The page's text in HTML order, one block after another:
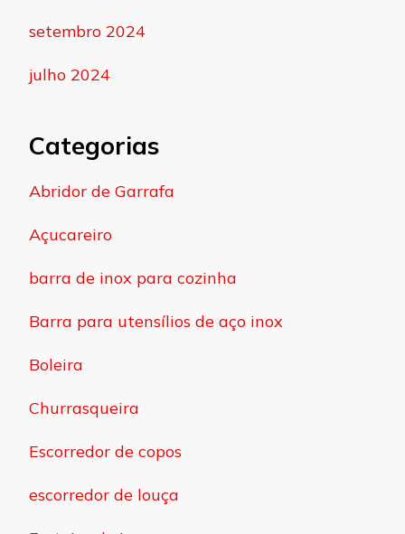
setembro 2024
julho 2024
Categorias
Abridor de Garrafa
Açucareiro
barra de inox para cozinha
Barra para utensílios de aço inox
Boleira
Churrasqueira
Escorredor de copos
escorredor de louça